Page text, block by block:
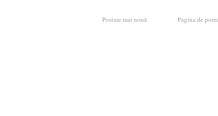
Postare mai nouă Pagina de